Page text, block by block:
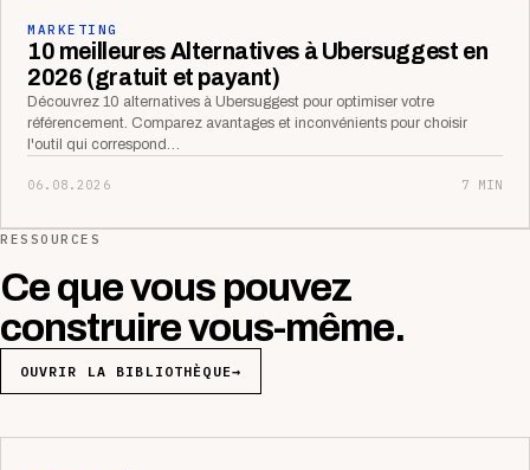
MARKETING
10 meilleures Alternatives à Ubersuggest en
2026 (gratuit et payant)
Découvrez 10 alternatives à Ubersuggest pour optimiser votre
référencement. Comparez avantages et inconvénients pour choisir
l'outil qui correspond…
06.08.2026 7 MIN
RESSOURCES
Ce que vous pouvez
construire vous-même.
OUVRIR LA BIBLIOTHÈQUE→